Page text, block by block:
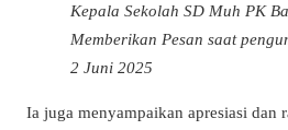
Kepala Sekolah SD Muh PK
Memberikan Pesan saat
2 Juni 2025
Ia juga menyampaikan apresiasi dan